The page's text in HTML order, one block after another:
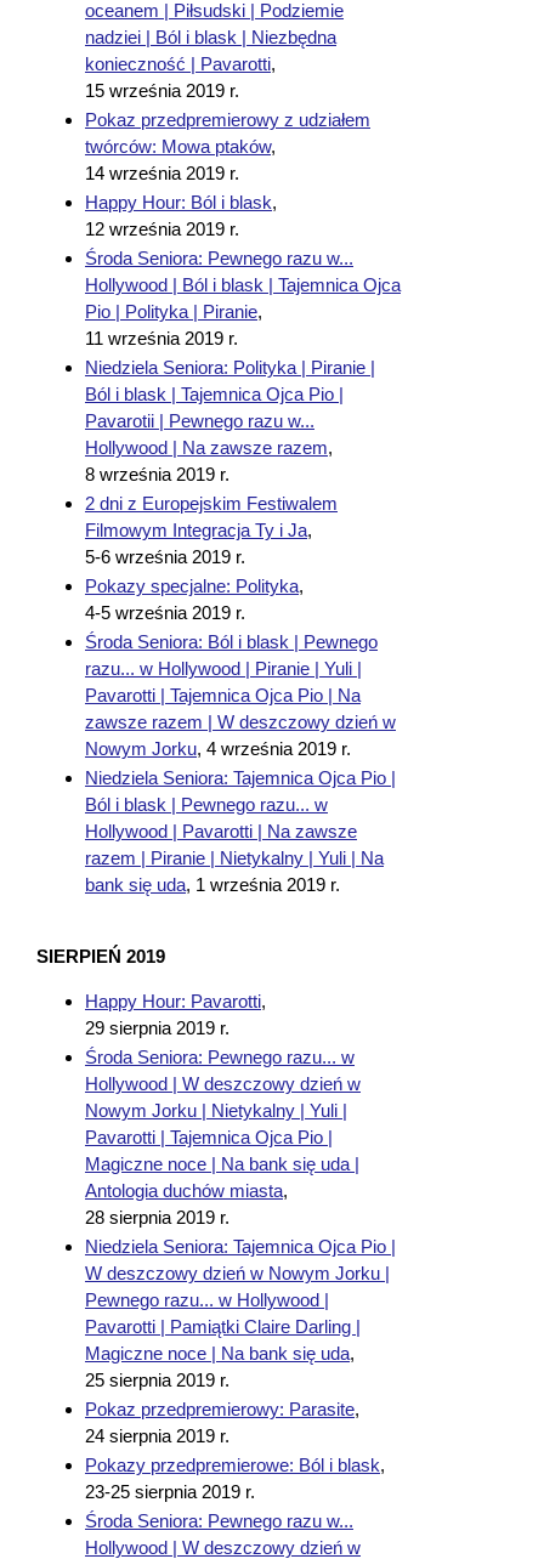
oceanem | Piłsudski | Podziemie
nadziei | Ból i blask | Niezbędna
konieczność | Pavarotti,
15 września 2019 r.
Pokaz przedpremierowy z udziałem
twórców: Mowa ptaków,
14 września 2019 r.
Happy Hour: Ból i blask,
12 września 2019 r.
Środa Seniora: Pewnego razu w...
Hollywood | Ból i blask | Tajemnica Ojca
Pio | Polityka | Piranie,
11 września 2019 r.
Niedziela Seniora: Polityka | Piranie |
Ból i blask | Tajemnica Ojca Pio |
Pavarotii | Pewnego razu w...
Hollywood | Na zawsze razem,
8 września 2019 r.
2 dni z Europejskim Festiwalem
Filmowym Integracja Ty i Ja,
5-6 września 2019 r.
Pokazy specjalne: Polityka,
4-5 września 2019 r.
Środa Seniora: Ból i blask | Pewnego
razu... w Hollywood | Piranie | Yuli |
Pavarotti | Tajemnica Ojca Pio | Na
zawsze razem | W deszczowy dzień w
Nowym Jorku, 4 września 2019 r.
Niedziela Seniora: Tajemnica Ojca Pio |
Ból i blask | Pewnego razu... w
Hollywood | Pavarotti | Na zawsze
razem | Piranie | Nietykalny | Yuli | Na
bank się uda, 1 września 2019 r.
SIERPIEŃ 2019
Happy Hour: Pavarotti,
29 sierpnia 2019 r.
Środa Seniora: Pewnego razu... w
Hollywood | W deszczowy dzień w
Nowym Jorku | Nietykalny | Yuli |
Pavarotti | Tajemnica Ojca Pio |
Magiczne noce | Na bank się uda |
Antologia duchów miasta,
28 sierpnia 2019 r.
Niedziela Seniora: Tajemnica Ojca Pio |
W deszczowy dzień w Nowym Jorku |
Pewnego razu... w Hollywood |
Pavarotti | Pamiątki Claire Darling |
Magiczne noce | Na bank się uda,
25 sierpnia 2019 r.
Pokaz przedpremierowy: Parasite,
24 sierpnia 2019 r.
Pokazy przedpremierowe: Ból i blask,
23-25 sierpnia 2019 r.
Środa Seniora: Pewnego razu w...
Hollywood | W deszczowy dzień w